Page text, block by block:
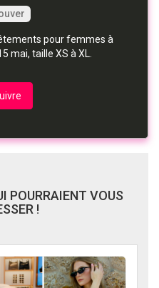
pour femmes à
mai, taille XS à XL.
POURRAIENT VOUS
!